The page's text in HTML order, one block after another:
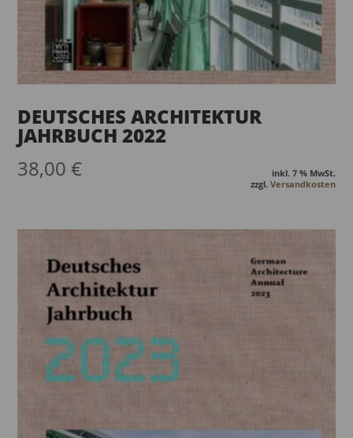
DEUTSCHES ARCHITEKTUR
JAHRBUCH 2022
38,00€
inkl. 7 % MwSt.
zzgl. Versandkosten